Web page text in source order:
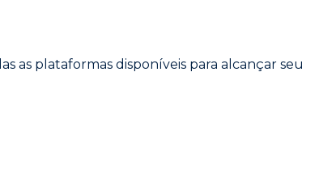
as plataformas disponíveis para alcançar seu